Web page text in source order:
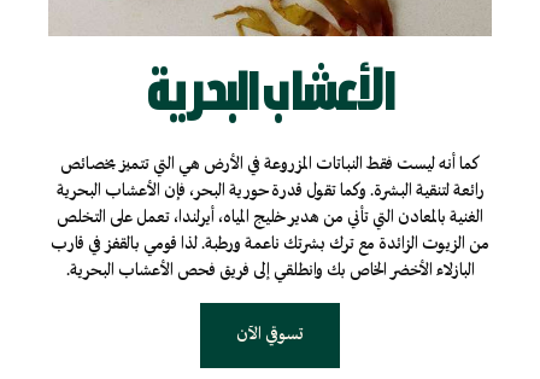
الأعشاب البحرية
كما أنه ليست فقط النباتات المزروعة في الأرض هي التي تتميز بخصائص
رائعة لتنقية البشرة. وكما تقول قدرة حورية البحر، فإن الأعشاب البحرية
الغنية بالمعادن التي تأني من هدير خليج المياه، أيرلندا، تعمل على التخلص
من الزيوت الزائدة مع ترك بشرتك ناعمة ورطبة. لذا قومي بالقفز في قارب
البازلاء الأخضر الخاص بك وانطلقي إلى فريق فحص الأعشاب البحرية.
تسوقي الآن